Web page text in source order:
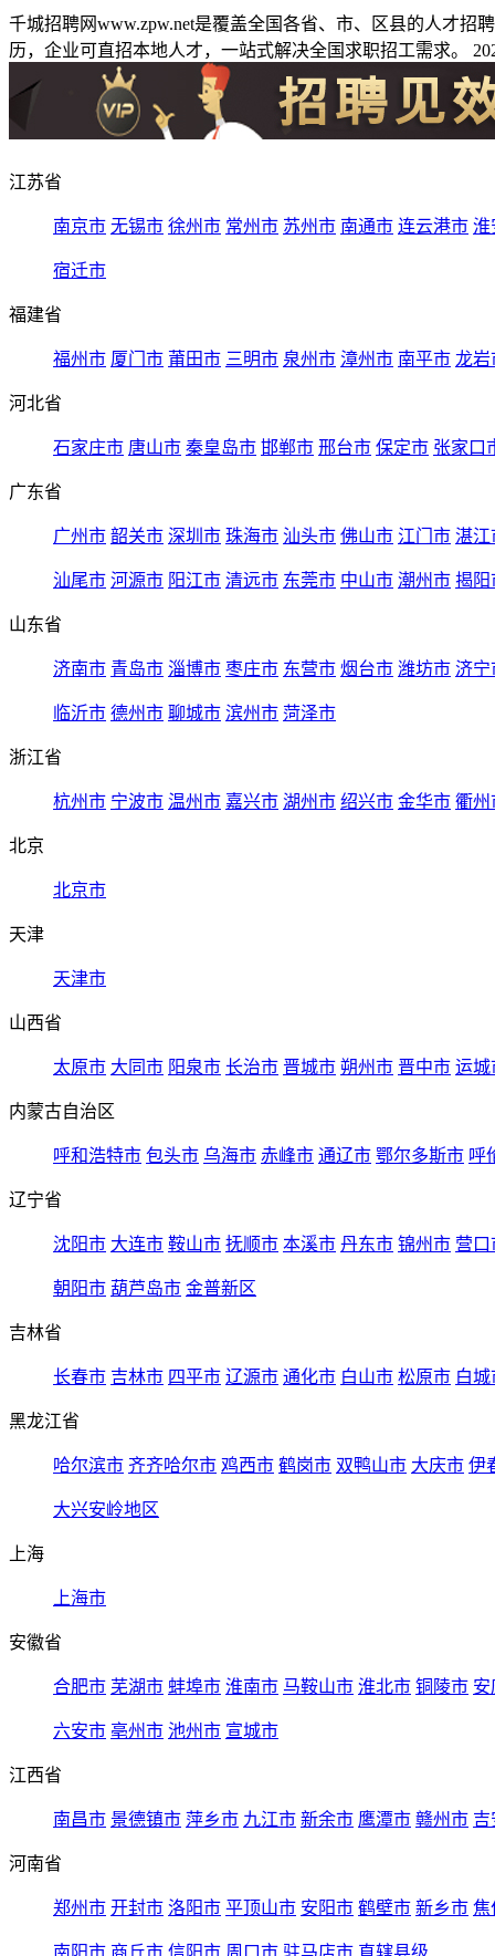
千城招聘网www.zpw.net是覆盖全国各省、市、区县的人才
历，企业可直招本地人才，一站式解决全国求职招工需求。
江苏省
南京市 无锡市 徐州市 常州市 苏州市 南通市 连云港市 淮
宿迁市
福建省
福州市 厦门市 莆田市 三明市 泉州市 漳州市 南平市 龙岩
河北省
石家庄市 唐山市 秦皇岛市 邯郸市 邢台市 保定市 张家口
广东省
广州市 韶关市 深圳市 珠海市 汕头市 佛山市 江门市 湛江
汕尾市 河源市 阳江市 清远市 东莞市 中山市 潮州市 揭阳
山东省
济南市 青岛市 淄博市 枣庄市 东营市 烟台市 潍坊市 济宁
临沂市 德州市 聊城市 滨州市 菏泽市
浙江省
杭州市 宁波市 温州市 嘉兴市 湖州市 绍兴市 金华市 衢州
北京
北京市
天津
天津市
山西省
太原市 大同市 阳泉市 长治市 晋城市 朔州市 晋中市 运城
内蒙古自治区
呼和浩特市 包头市 乌海市 赤峰市 通辽市 鄂尔多斯市 呼
辽宁省
沈阳市 大连市 鞍山市 抚顺市 本溪市 丹东市 锦州市 营口
朝阳市 葫芦岛市 金普新区
吉林省
长春市 吉林市 四平市 辽源市 通化市 白山市 松原市 白城
黑龙江省
哈尔滨市 齐齐哈尔市 鸡西市 鹤岗市 双鸭山市 大庆市 伊
大兴安岭地区
上海
上海市
安徽省
合肥市 芜湖市 蚌埠市 淮南市 马鞍山市 淮北市 铜陵市 安
六安市 亳州市 池州市 宣城市
江西省
南昌市 景德镇市 萍乡市 九江市 新余市 鹰潭市 赣州市 吉
河南省
郑州市 开封市 洛阳市 平顶山市 安阳市 鹤壁市 新乡市 焦
南阳市 商丘市 信阳市 周口市 驻马店市 直辖县级